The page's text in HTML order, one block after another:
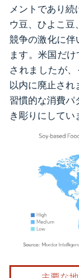
メントであり続
ウ豆、ひよこ
競争の激化に伴
ます。米国だ
されましたが
以内に廃止され
習慣的な消費パ
き彫りにしてい
画像 © Mordor